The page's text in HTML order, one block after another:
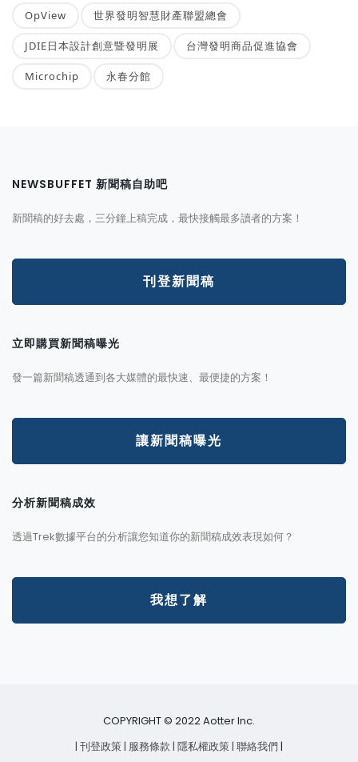
OpView 世界發明智慧財產聯盟總會
JDIE日本設計創意暨發明展 台灣發明商品促進協會
Microchip 永春分館
NEWSBUFFET 新聞稿自助吧
新聞稿的好去處，三分鐘上稿完成，最快接觸最多讀者的方案！
刊登新聞稿
立即購買新聞稿曝光
發一篇新聞稿透通到各大媒體的最快速、最便捷的方案！
讓新聞稿曝光
分析新聞稿成效
透過Trek數據平台的分析讓您知道你的新聞稿成效表現如何？
我想了解
COPYRIGHT © 2022 Aotter Inc.
| 刊登政策| 服務條款| 隱私權政策| 聯絡我們 |